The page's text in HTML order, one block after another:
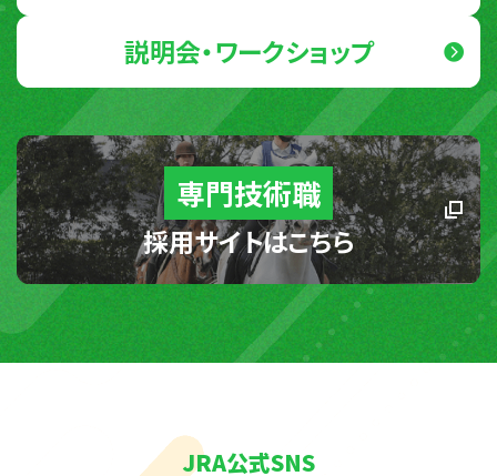
説明会・ワークショップ
専門技術職
採用サイトはこちら
JRA公式SNS